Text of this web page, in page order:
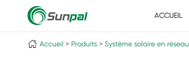
ACCUEIL
Accueil Produits Système solaire en réseau